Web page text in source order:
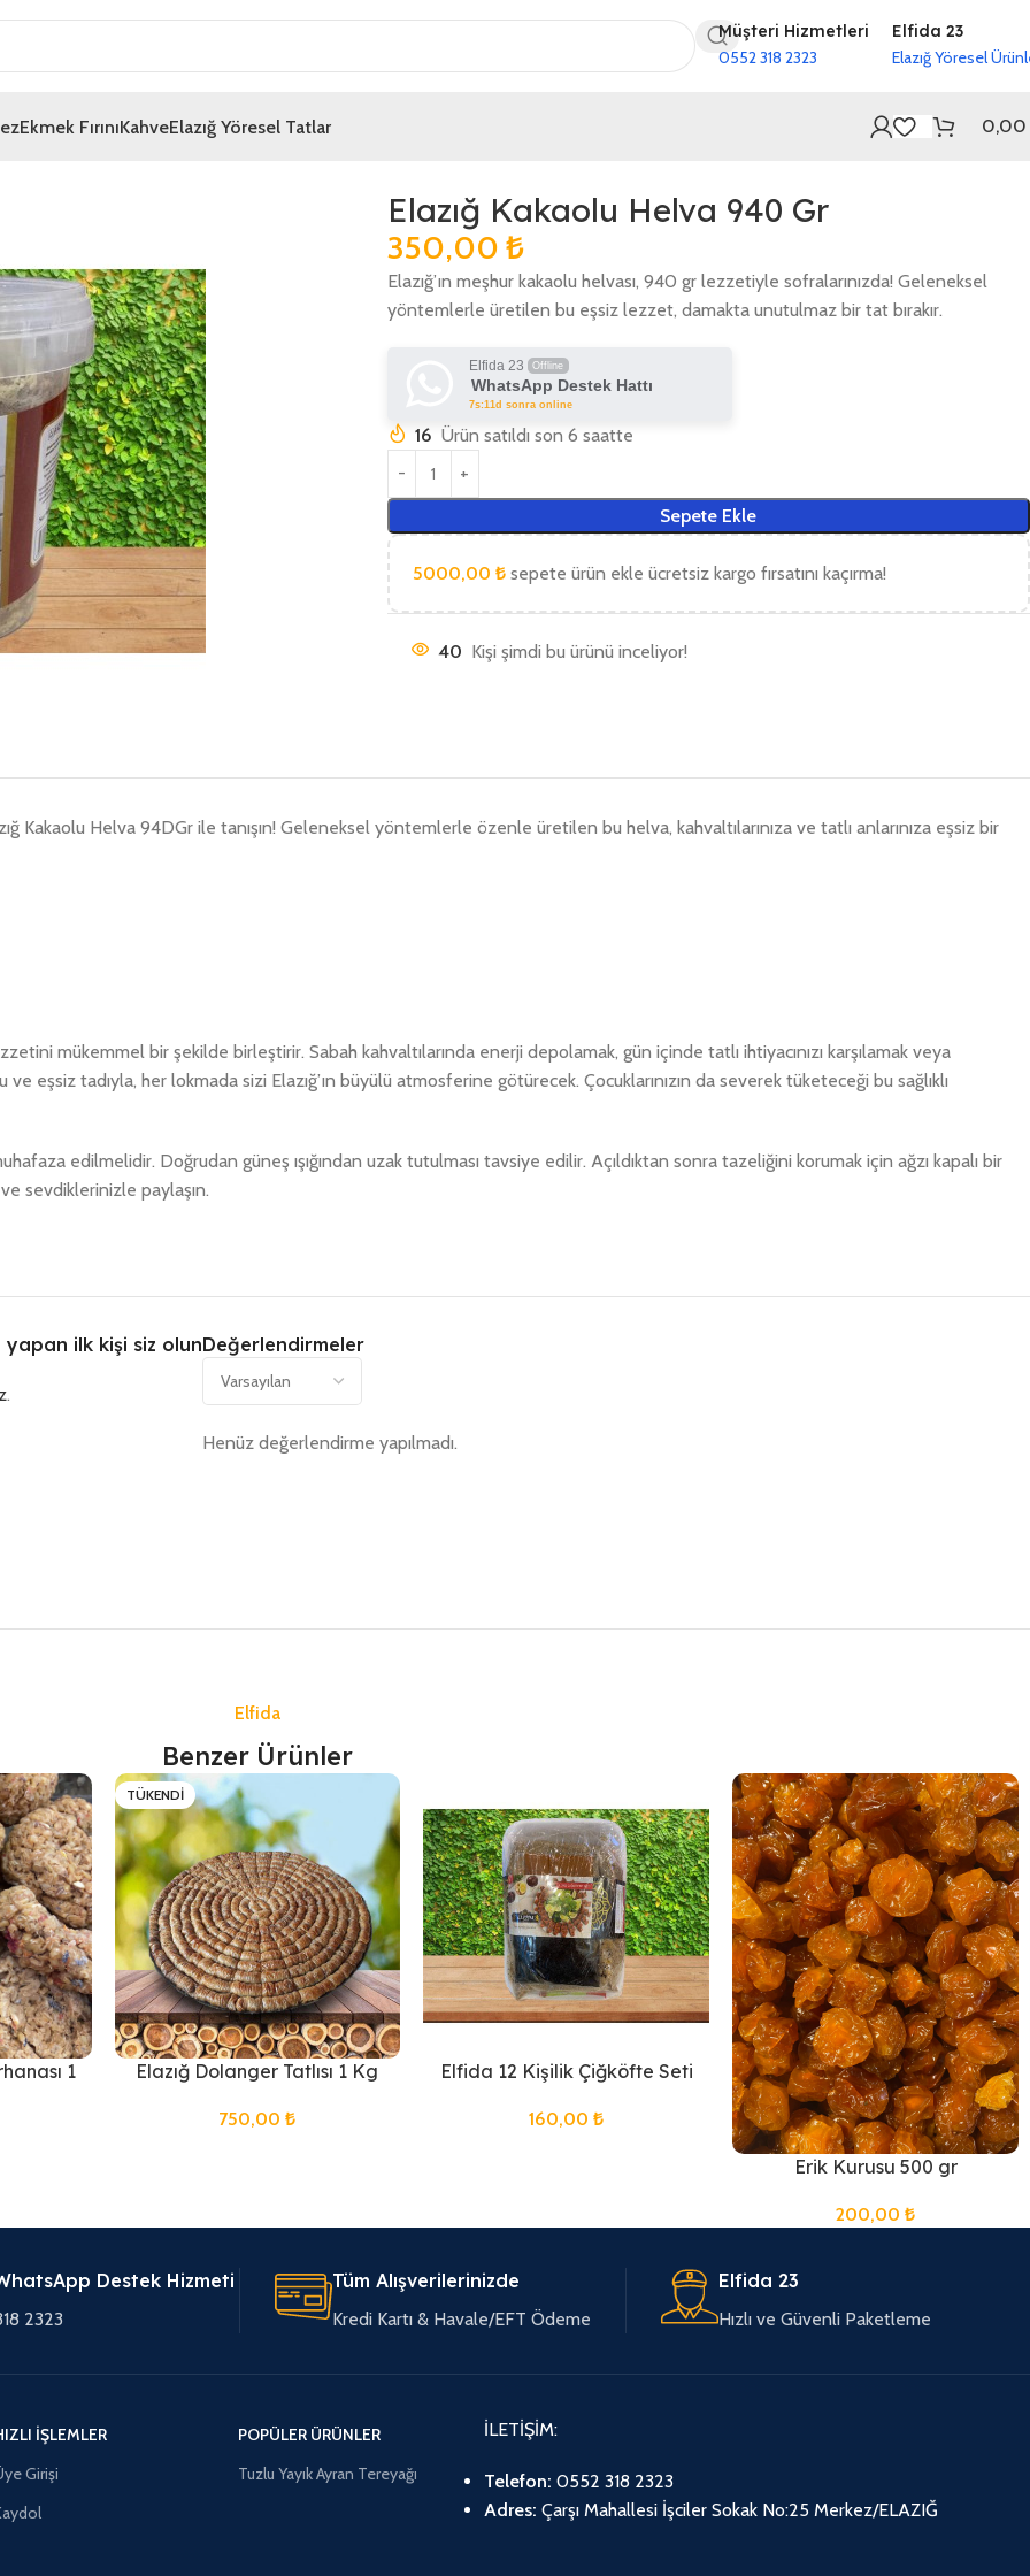
Müşteri Hizmetleri
0552 318 2323
Elfida 23
Elazığ Yöresel
Ekmek FırınıKahveElazığ Yöresel Tatlar 0,00
Elazığ Kakaolu Helva 940 Gr
350,00 ₺
Elazığ’ın meşhur kakaolu helvası, 940 gr lezzetiyle sofralarınızda! Geleneksel
yöntemlerle üretilen bu eşsiz lezzet, damakta unutulmaz bir tat bırakır.
Elfida 23 Offline
WhatsApp Destek Hattı
7s:11d sonra online
16 Ürün satıldı son 6 saatte
Sepete Ekle
5000,00 ₺sepete ürün ekle ücretsiz kargo fırsatını kaçırma!
40 Kişi şimdi bu ürünü inceliyor!
Kakaolu Helva 94DGr ile tanışın! Geleneksel yöntemlerle özenle üretilen bu helva, kahvaltılarınıza ve tatlı anlarınıza eşsiz bir
mükemmel bir şekilde birleştirir. Sabah kahvaltılarında enerji depolamak, gün içinde tatlı ihtiyacınızı karşılamak veya
eşsiz tadıyla, her lokmada sizi Elazığ’ın büyülü atmosferine götürecek. Çocuklarınızın da severek tüketeceği bu sağlıklı
edilmelidir. Doğrudan güneş ışığından uzak tutulması tavsiye edilir. Açıldıktan sonra tazeliğini korumak için ağzı kapalı bir
ve sevdiklerinizle paylaşın.
Değerlendirmeler
Henüz değerlendirme yapılmadı.
yapan ilk kişi siz olun
.
Elfida
Benzer Ürünler
1
TÜKENDI
Elazığ Dolanger Tatlısı 1 Kg
750,00₺
Elfida 12 Kişilik Çiğköfte Seti
160,00₺
Erik Kurusu 500 gr
200,00₺
Destek Hizmeti
2323
Tüm Alışverilerinizde
Kredi Kartı & Havale/EFT Ödeme
Elfida 23
Hızlı ve Güvenli Paketleme
İŞLEMLER
Girişi
POPÜLER ÜRÜNLER
Tuzlu Yayık Ayran Tereyağı
İLETİŞİM:
Telefon: 0552 318 2323
Adres: Çarşı Mahallesi İşciler Sokak No:25 Merkez/ELAZIĞ